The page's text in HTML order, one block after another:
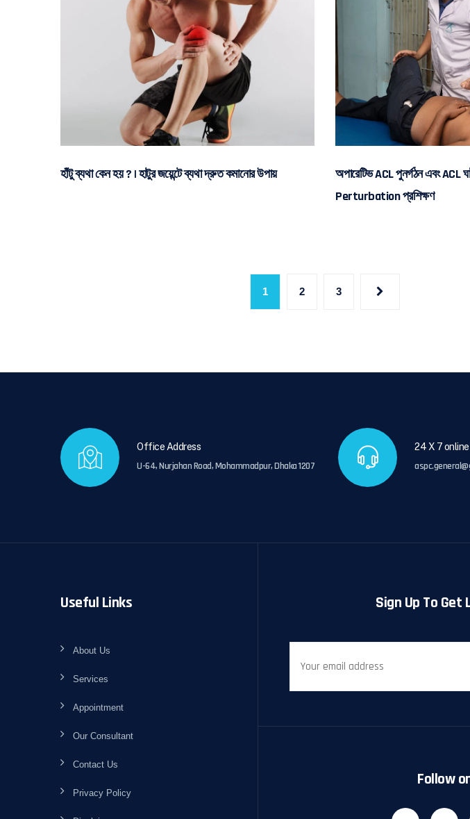
হাঁটু ব্যথা কেন হয় ? | হাটুর জয়েন্টে ব্যথা দ্রুত কমানোর উপায়
অপারেটিভ ACL পুনর্গঠন এবং ACL
Perturbation প্রশিক্ষণ
1 2 3
Office Address
U-64, Nurjahan Road, Mohammadpur, Dhaka 1207
24 X 7
Useful Links
About Us
Services
Appointment
Our Consultant
Contact Us
Privacy Policy
Sign Up To
Follow